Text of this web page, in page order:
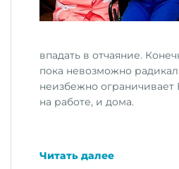
впадать в отчаяние.
пока невозможно
неизбежно ограничивает
на работе, и дома.
Читать далее«Ваше